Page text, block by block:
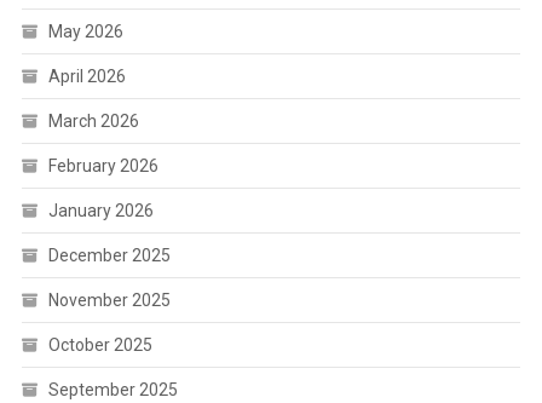
May 2026
April 2026
March 2026
February 2026
January 2026
December 2025
November 2025
October 2025
September 2025